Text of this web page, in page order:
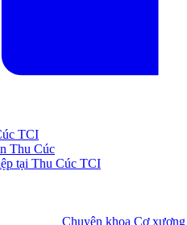
TCI
Thu Cúc
tại Thu Cúc TCI
Chuyên khoa Cơ